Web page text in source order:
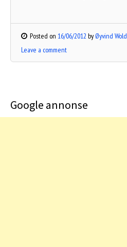
Posted on 16/06/2012 by Øyvind Wold
Leave a comment
Google annonse